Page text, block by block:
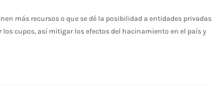
más recursos o que se dé la posibilidad a entidades privadas
cupos, así mitigar los efectos del hacinamiento en el país y